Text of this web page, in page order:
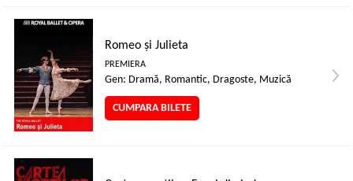
Romeo și Julieta
PREMIERA
Gen: Dramă, Romantic, Dragoste, Muzică
CUMPARA BILETE